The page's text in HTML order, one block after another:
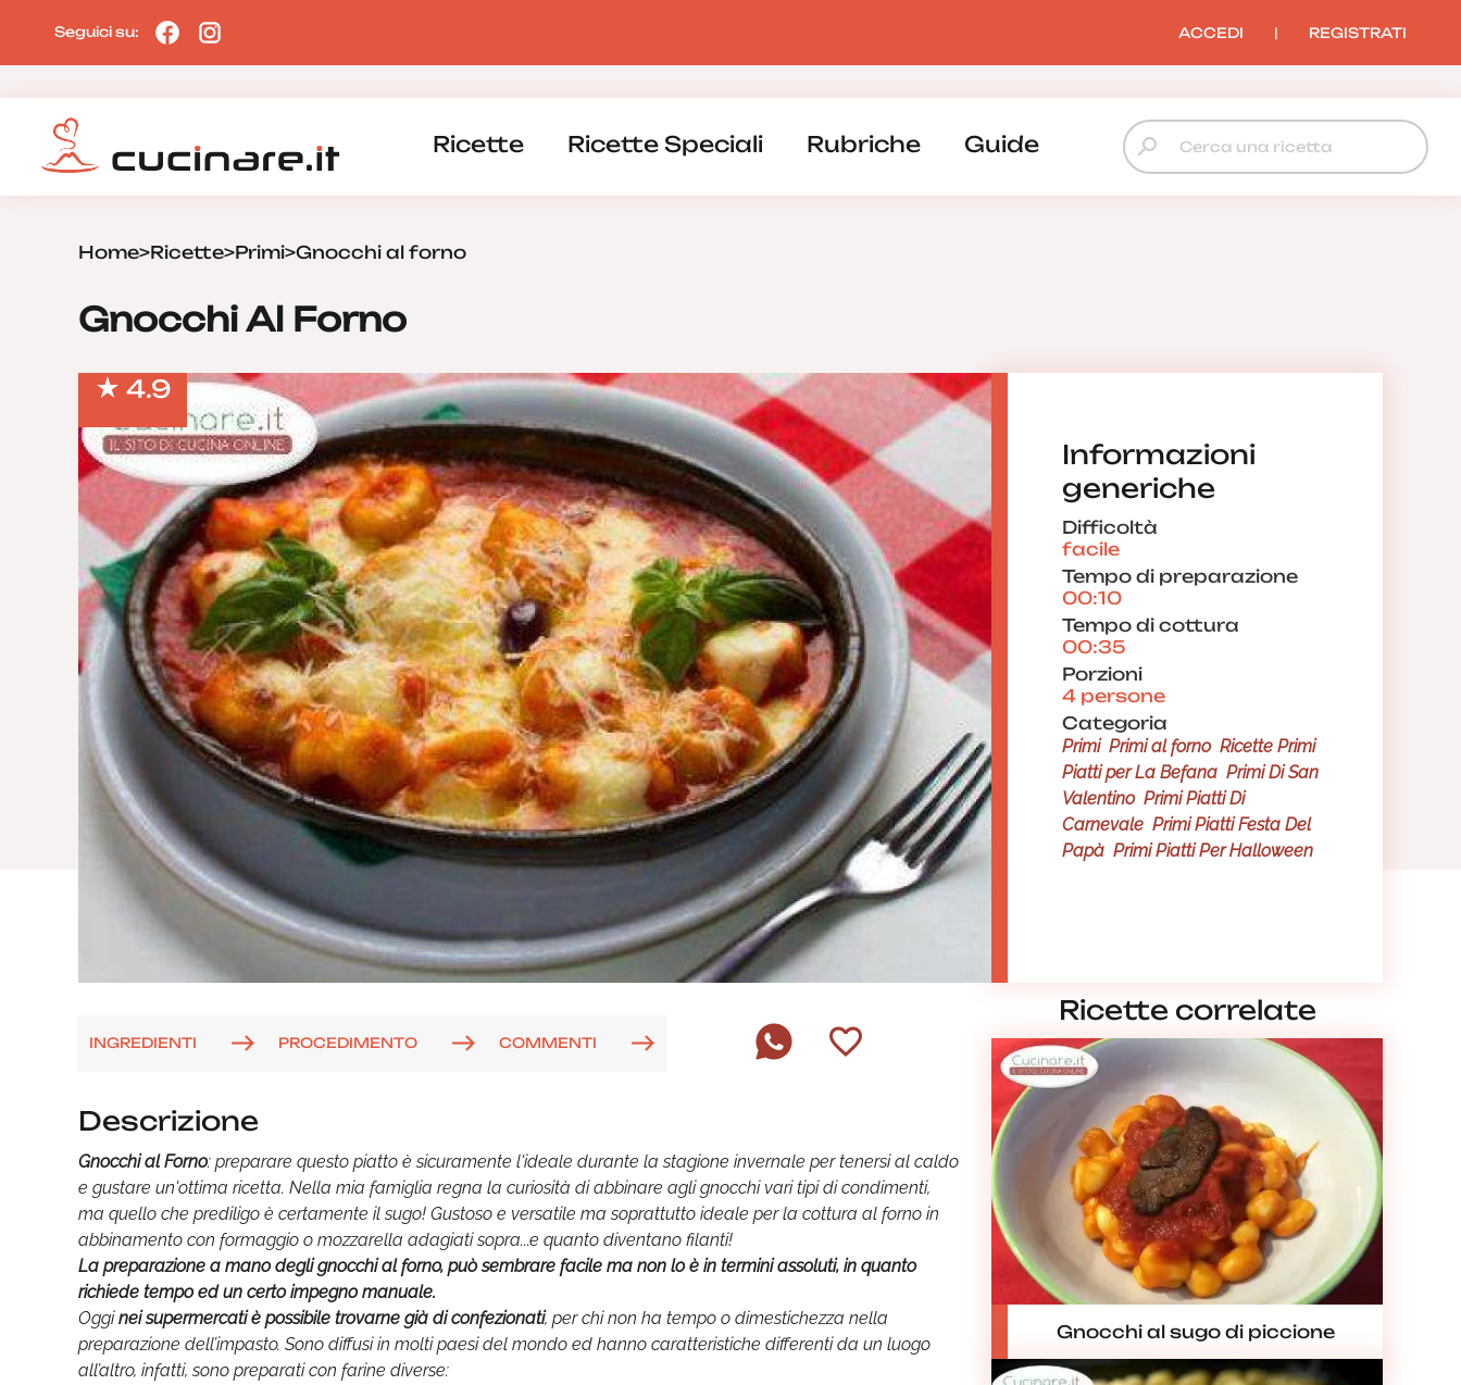
Seguici su: ACCEDI | REGISTRATI
Ricette Ricette Speciali Rubriche Guide
Home>Ricette>Primi>Gnocchi al forno
Gnocchi Al Forno
4.9
Informazioni
generiche
Difficoltà
facile
Tempo di preparazione
00:10
Tempo di cottura
00:35
Porzioni
4 persone
Categoria
Primi Primi al forno Ricette Primi
Piatti per La Befana Primi Di San
Valentino Primi Piatti Di
Carnevale Primi Piatti Festa Del
Papà Primi Piatti Per Halloween
INGREDIENTI PROCEDIMENTO COMMENTI
Descrizione
Gnocchi al Forno: preparare questo piatto è sicuramente l'ideale durante la stagione invernale per tenersi al caldo
e gustare un'ottima ricetta. Nella mia famiglia regna la curiosità di abbinare agli gnocchi vari tipi di condimenti,
ma quello che prediligo è certamente il sugo! Gustoso e versatile ma soprattutto ideale per la cottura al forno in
abbinamento con formaggio o mozzarella adagiati sopra...e quanto diventano filanti!
La preparazione a mano deglignocchi al forno, può sembrare facile ma non lo è in termini assoluti, in quanto
richiede tempo ed un certo impegno manuale.
Ogginei supermercati è possibile trovarne già di confezionati, per chi non ha tempo o dimestichezza nella
preparazione dell’impasto. Sono diffusi in molti paesi del mondo ed hanno caratteristiche differenti da un luogo
all’altro, infatti, sono preparati con farine diverse:
Ricette correlate
Gnocchi al sugo di piccione